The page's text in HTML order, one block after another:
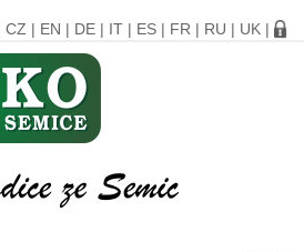
CZ | EN | DE | IT | ES | FR | RU | UK |